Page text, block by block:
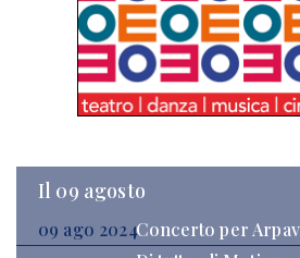
Il 09 agosto
09 ago 2024Concerto per Arpav